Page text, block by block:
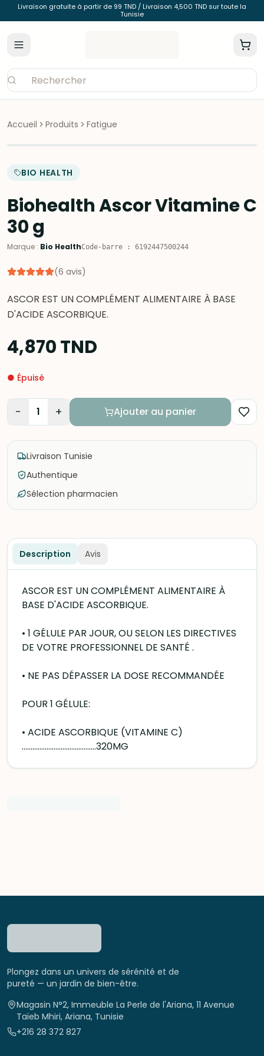
Livraison gratuite à partir de 99 TND / Livraison 4,500 TND sur toute la
Tunisie
Accueil Produits Fatigue
BIO HEALTH
Biohealth Ascor Vitamine C
30 g
Marque : Bio HealthCode-barre : 6192447500244
(6 avis)
ASCOR EST UN COMPLÉMENT ALIMENTAIRE À BASE
D'ACIDE ASCORBIQUE.
4,870TND
● Épuisé
− 1 + Ajouter au panier
Livraison Tunisie
Authentique
Sélection pharmacien
Description Avis
ASCOR EST UN COMPLÉMENT ALIMENTAIRE À
BASE D'ACIDE ASCORBIQUE.
• 1 GÉLULE PAR JOUR, OU SELON LES DIRECTIVES
DE VOTRE PROFESSIONNEL DE SANTÉ .
• NE PAS DÉPASSER LA DOSE RECOMMANDÉE
POUR 1 GÉLULE:
• ACIDE ASCORBIQUE (VITAMINE C)
..........................................320MG
Plongez dans un univers de sérénité et de
pureté — un jardin de bien-être.
Magasin N°2, Immeuble La Perle de l'Ariana, 11 Avenue
Taïeb Mhiri, Ariana, Tunisie
+216 28 372 827